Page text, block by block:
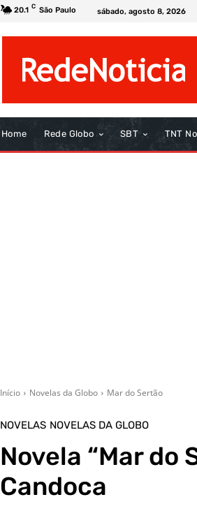
20.1 C São Paulo sábado, agosto 8, 2026
Home Rede Globo SBT TNT
Início Novelas da Globo Mar do Sertão
NOVELAS NOVELAS DA GLOBO
Novela “Mar do
Candoca